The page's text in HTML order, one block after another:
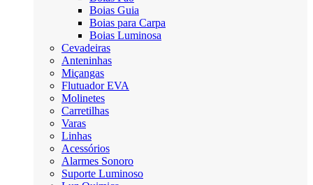
Boias Guia
Boias para Carpa
Boias Luminosa
Cevadeiras
Anteninhas
Miçangas
Flutuador EVA
Molinetes
Carretilhas
Varas
Linhas
Acessórios
Alarmes Sonoro
Suporte Luminoso